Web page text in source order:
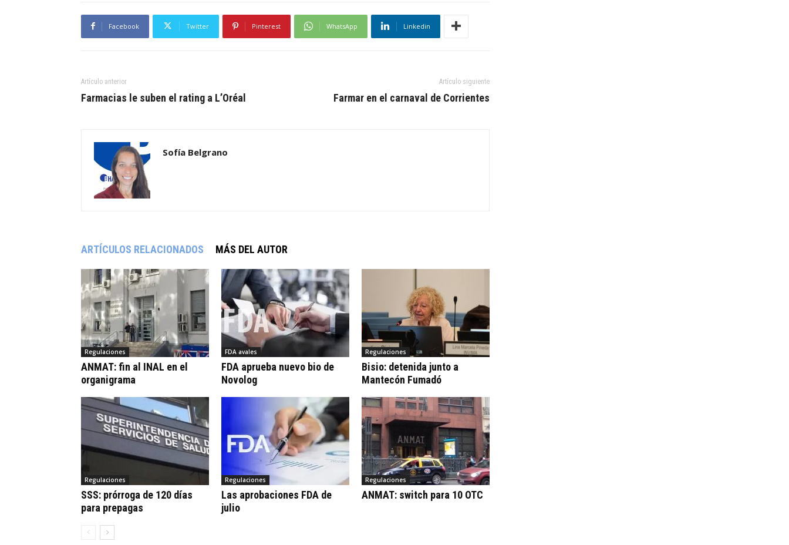
Facebook Twitter Pinterest WhatsApp Linkedin
Artículo anterior
Farmacias le suben el rating a L’Oréal
Artículo siguiente
Farmar en el carnaval de Corrientes
Sofía Belgrano
ARTÍCULOS RELACIONADOS MÁS DEL AUTOR
Regulaciones
ANMAT: fin al INAL en el
organigrama
FDA avales
FDA aprueba nuevo bio de
Novolog
Regulaciones
Bisio: detenida junto a
Mantecón Fumadó
Regulaciones
SSS: prórroga de 120 días
para prepagas
Regulaciones
Las aprobaciones FDA de
julio
Regulaciones
ANMAT: switch para 10 OTC